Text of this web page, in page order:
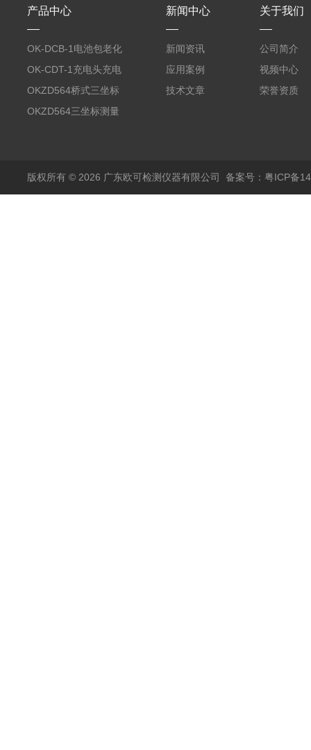
产品中心
OK-DCB-1电池包老化
测试系统
OK-CDT-1充电头充电
宝测试系统
OKZD564桥式三坐标
测量仪
OKZD564三坐标测量
新闻中心
新闻资讯
应用案例
技术文章
关于我们
公司简介
视频中心
荣誉资质
版权所有 © 2026 广东欧可检测仪器有限公司 备案号：粤ICP备